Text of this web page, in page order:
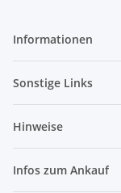
Informationen
Sonstige Links
Hinweise
Infos zum Ankauf